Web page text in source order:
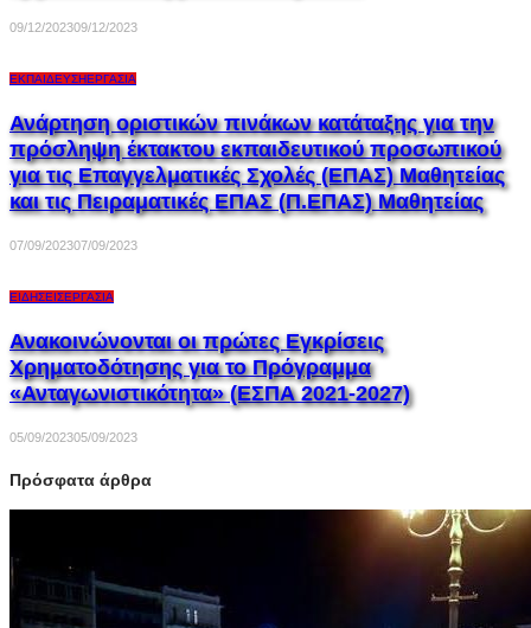
09/12/202309/12/2023
ΕΚΠΑΊΔΕΥΣΗΕΡΓΑΣΊΑ
Ανάρτηση οριστικών πινάκων κατάταξης για την
πρόσληψη έκτακτου εκπαιδευτικού προσωπικού
για τις Επαγγελματικές Σχολές (ΕΠΑΣ) Μαθητείας
και τις Πειραματικές ΕΠΑΣ (Π.ΕΠΑΣ) Μαθητείας
07/09/202307/09/2023
ΕΙΔΉΣΕΙΣΕΡΓΑΣΊΑ
Ανακοινώνονται οι πρώτες Εγκρίσεις
Χρηματοδότησης για το Πρόγραμμα
«Ανταγωνιστικότητα» (ΕΣΠΑ 2021-2027)
05/09/202305/09/2023
Πρόσφατα άρθρα